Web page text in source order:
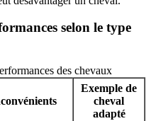
selon le type
des chevaux
Exemple de
cheval
adapté